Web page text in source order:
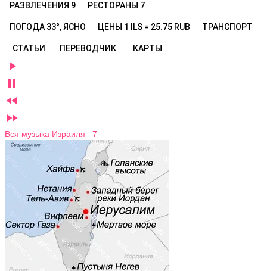
РАЗВЛЕЧЕНИЯ 9 РЕСТОРАНЫ 7
ПОГОДА 33°, ЯСНО ЦЕНЫ 1 ILS = 25.75 RUB ТРАНСПОРТ
СТАТЬИ ПЕРЕВОДЧИК КАРТЫ




Вся музыка Израиля 7